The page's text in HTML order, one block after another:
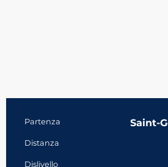
Informazioni
Partenza Saint-
Distanza
Dislivello